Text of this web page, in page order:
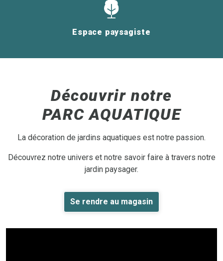
Espace paysagiste
Découvrir notre
PARC AQUATIQUE
La décoration de jardins aquatiques est notre passion.
Découvrez notre univers et notre savoir faire à travers notre
jardin paysager.
Se rendre au magasin